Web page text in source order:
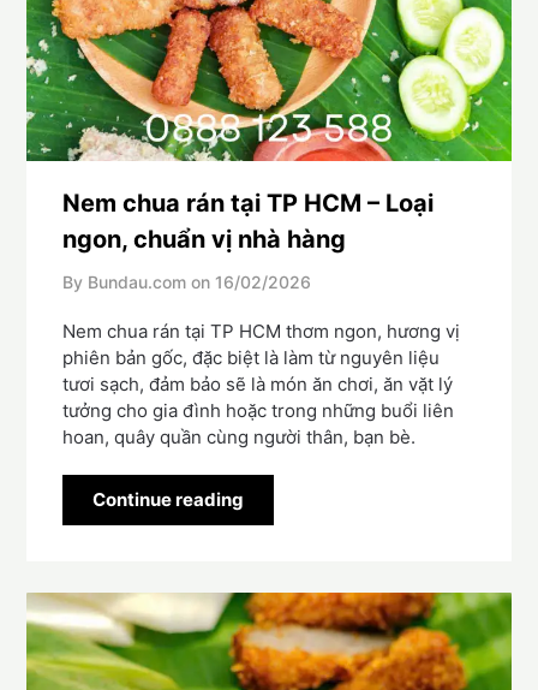
Nem chua rán tại TP HCM – Loại
ngon, chuẩn vị nhà hàng
By Bundau.com on 16/02/2026
Nem chua rán tại TP HCM thơm ngon, hương vị
phiên bản gốc, đặc biệt là làm từ nguyên liệu
tươi sạch, đảm bảo sẽ là món ăn chơi, ăn vặt lý
tưởng cho gia đình hoặc trong những buổi liên
hoan, quây quần cùng người thân, bạn bè.
Continue reading